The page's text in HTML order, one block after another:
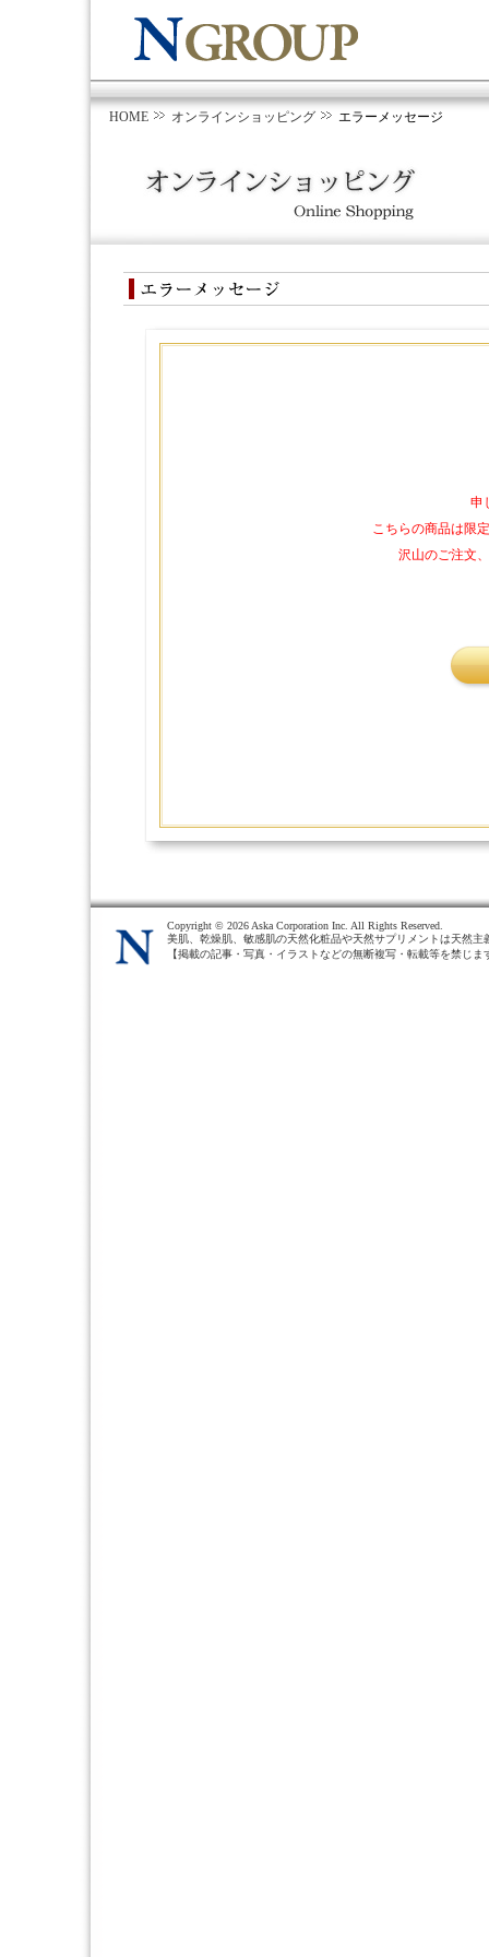
HOME オンラインショッピング エラーメッセージ
申
こちらの商品は限
沢山のご注文
Copyright © 2026 Aska Corporation Inc. All Rights Reserved.
美肌、乾燥肌、敏感肌の天然化粧品や天然サプリメントは天然主
【掲載の記事・写真・イラストなどの無断複写・転載等を禁じま